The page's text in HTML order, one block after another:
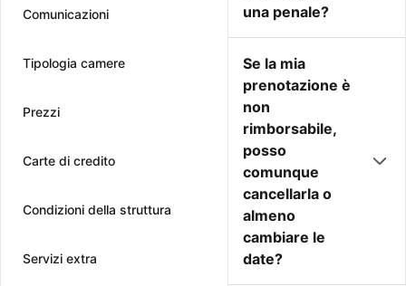
Comunicazioni
Tipologia camere
Prezzi
Carte di credito
Condizioni della struttura
Servizi extra
una penale?
Se la mia
prenotazione è
non
rimborsabile,
posso
comunque
cancellarla o
almeno
cambiare le
date?